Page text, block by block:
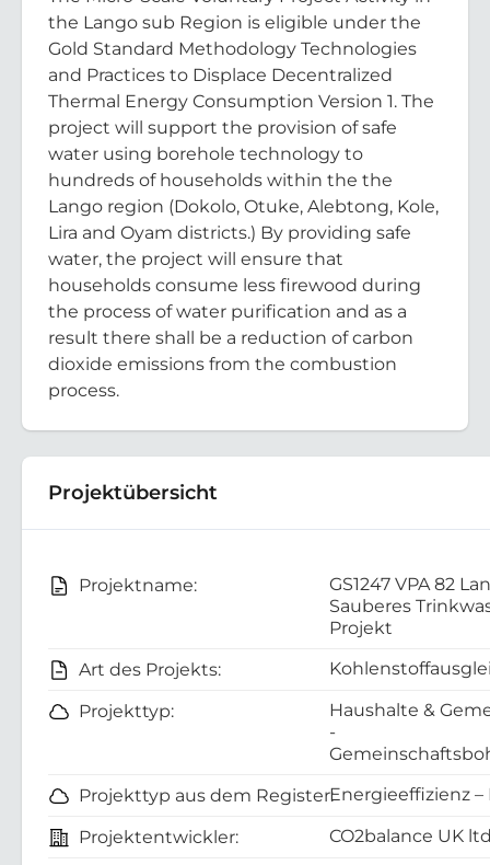
the Lango sub Region is eligible under the
Gold Standard Methodology Technologies
and Practices to Displace Decentralized
Thermal Energy Consumption Version 1. The
project will support the provision of safe
water using borehole technology to
hundreds of households within the the
Lango region (Dokolo, Otuke, Alebtong, Kole,
Lira and Oyam districts.) By providing safe
water, the project will ensure that
households consume less firewood during
the process of water purification and as a
result there shall be a reduction of carbon
dioxide emissions from the combustion
process.
Projektübersicht
Projektname:
GS1247 VPA 82
Sauberes
Projekt
Art des Projekts:
Projekttyp:
Haushalte &
-
Projekttyp aus dem Register:Energieeffizienz –
Projektentwickler: CO2balance UK